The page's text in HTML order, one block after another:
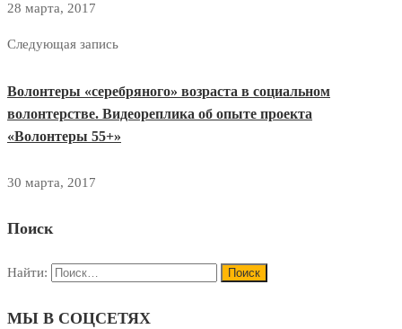
28 марта, 2017
Следующая запись
Волонтеры «серебряного» возраста в социальном
волонтерстве. Видеореплика об опыте проекта
«Волонтеры 55+»
30 марта, 2017
Поиск
Найти:
МЫ В СОЦСЕТЯХ